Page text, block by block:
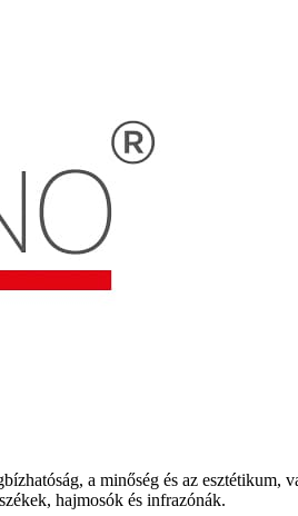
a minőség és az esztétikum,
hajmosók és infrazónák.